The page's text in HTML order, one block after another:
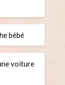
bébé
voiture